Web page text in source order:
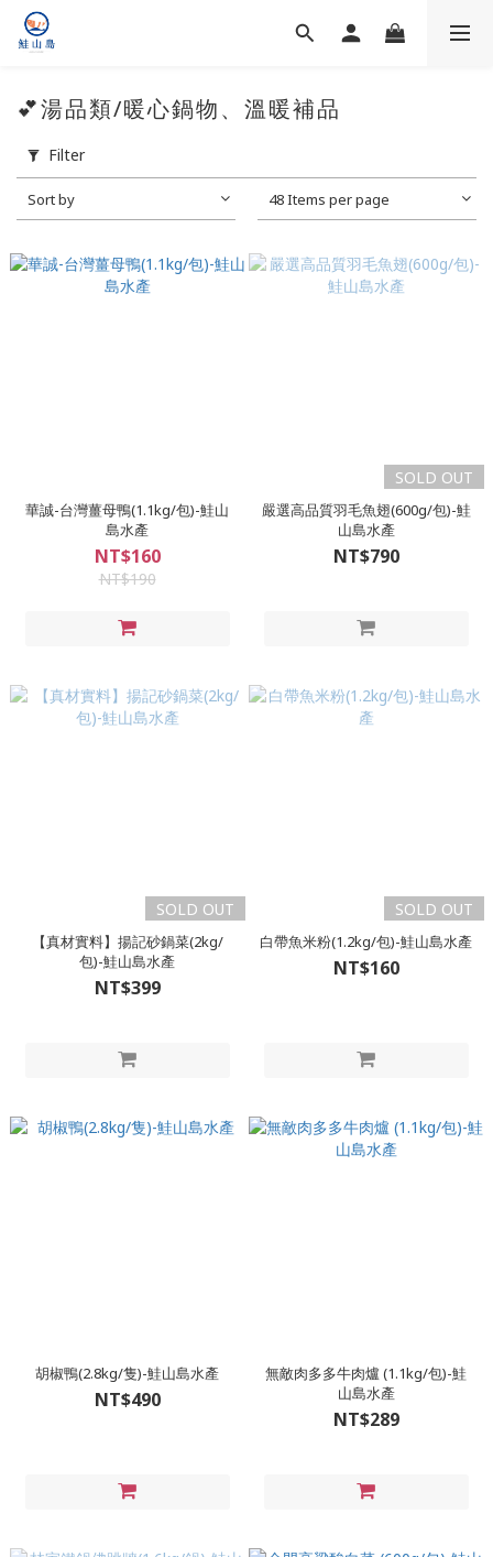
💕湯品類/暖心鍋物、溫暖補品
Filter
Sort by 48 Items per page
華誠-台灣薑母鴨(1.1kg/包)-鮭山
島水產
NT$160
NT$190
SOLD OUT
嚴選高品質羽毛魚翅(600g/包)-鮭
山島水產
NT$790
SOLD OUT
【真材實料】揚記砂鍋菜(2kg/
包)-鮭山島水產
NT$399
SOLD OUT
白帶魚米粉(1.2kg/包)-鮭山島水產
NT$160
胡椒鴨(2.8kg/隻)-鮭山島水產
NT$490
無敵肉多多牛肉爐 (1.1kg/包)-鮭
山島水產
NT$289